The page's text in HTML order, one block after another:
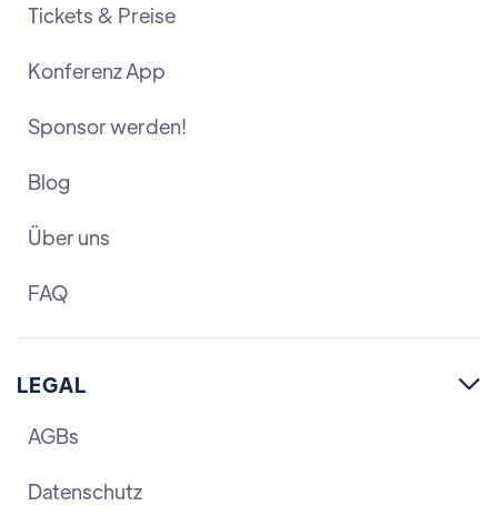
Tickets & Preise
Konferenz App
Sponsor werden!
Blog
Über uns
FAQ
LEGAL 
AGBs
Datenschutz